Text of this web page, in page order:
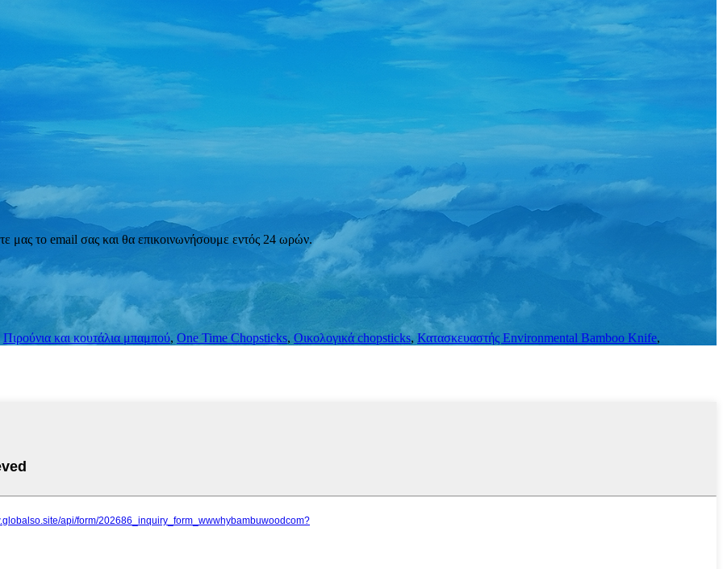
μας το email σας και θα επικοινωνήσουμε εντός 24 ωρών.
Πιρούνια και κουτάλια μπαμπού, One Time Chopsticks, Οικολογικά chopsticks, Κατασκευαστής Environmental Bamboo Knife,